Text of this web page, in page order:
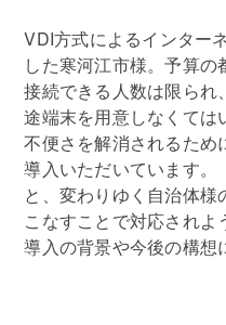
VDI方式によるインター
した寒河江市様。予算
接続できる人数は限られ
途端末を用意しなくては
不便さを解消されるた
導入いただいています。
と、変わりゆく自治体
こなすことで対応されよ
導入の背景や今後の構想